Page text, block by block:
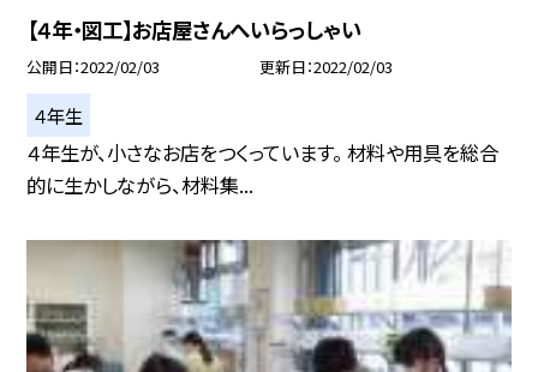
【４年・図工】お店屋さんへいらっしゃい
公開日 2022/02/03 更新日 2022/02/03
４年生
４年生が、小さなお店をつくっています。 材料や用具を総合
的に生かしながら、材料集...